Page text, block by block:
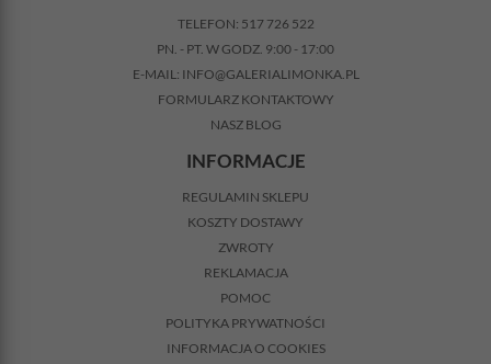
TELEFON: 517 726 522
PN. - PT. W GODZ. 9:00 - 17:00
E-MAIL: INFO@GALERIALIMONKA.PL
FORMULARZ KONTAKTOWY
NASZ BLOG
INFORMACJE
REGULAMIN SKLEPU
KOSZTY DOSTAWY
ZWROTY
REKLAMACJA
POMOC
POLITYKA PRYWATNOŚCI
INFORMACJA O COOKIES